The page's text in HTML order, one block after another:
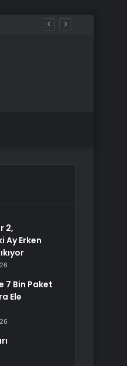
2,
Ay Erken
7 Bin Paket
Ele